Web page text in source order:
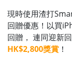
現時使用渣打
回贈優惠！以買
回贈， 連同迎新
HK$2,800獎賞 ！